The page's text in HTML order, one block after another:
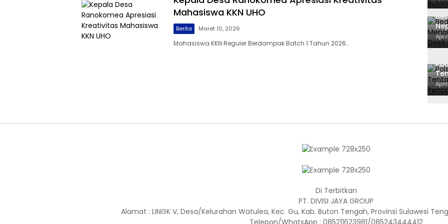
Mahasiswa KKN UHO
Berita Maret 10, 2026
Mahasiswa KKN Reguler Berdampak Batch 1 Tahun 2026…
Di Terbitkan
PT. DIVISI JAYA GROUP
Alamat : LINGK V, Desa/Kelurahan Watulea, Kec. Gu, Kab. Buton Tengah, Provinsi Sulawesi
Telepon/WhatsApp : 085211623981/085243444412